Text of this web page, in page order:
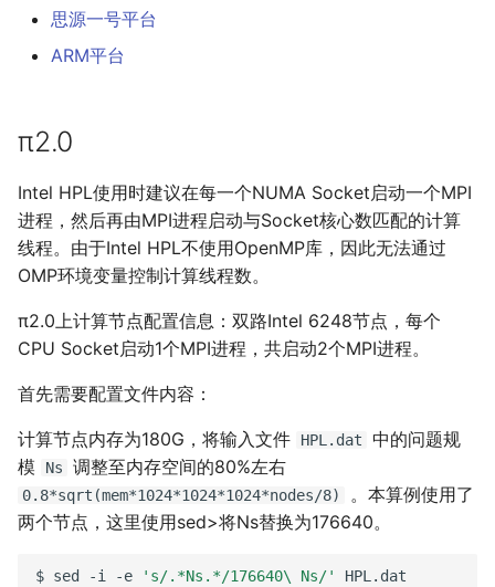
思源一号平台
ARM平台
π2.0
Intel HPL使用时建议在每一个NUMA Socket启动一个MPI
进程，然后再由MPI进程启动与Socket核心数匹配的计算
线程。由于Intel HPL不使用OpenMP库，因此无法通过
OMP环境变量控制计算线程数。
π2.0上计算节点配置信息：双路Intel 6248节点，每个
CPU Socket启动1个MPI进程，共启动2个MPI进程。
首先需要配置文件内容：
计算节点内存为180G，将输入文件 HPL.dat
中的问题规
模
Ns 调整至内存空间的80%左右
0.8*sqrt(mem*1024*1024*1024*nodes/8)
。本算例使用了
两个节点，这里使用sed>将Ns替换为176640。
$ sed -i -e 's/.*Ns.*/176640\ Ns/'